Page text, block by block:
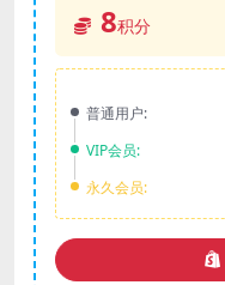
8积分
普通用户:
VIP会员:
永久会员: